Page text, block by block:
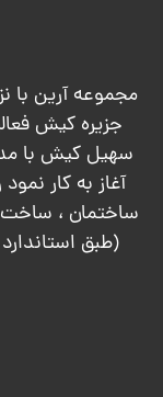
جزیره کیش
آغاز به کار
ساختمان ، ساخت
(طبق